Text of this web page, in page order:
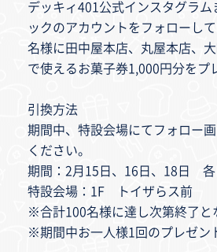
デッキィ401公式インスタグラ
ックのアカウントをフォローし
名様に田中屋本店、丸屋本店、
で使えるお菓子券1,000円分をプ
引換方法
期間中、特設会場にてフォロー
ください。
期間：2月15日、16日、18日 各
特設会場：1F トイザらス前
※合計100名様に達し次第終了と
※期間中お一人様1回のプレゼン